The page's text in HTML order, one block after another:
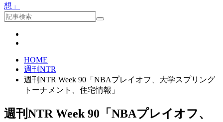
想」
HOME
週刊NTR
週刊NTR Week 90「NBAプレイオフ、大学スプリング
トーナメント、住宅情報」
週刊NTR Week 90「NBAプレイオフ、